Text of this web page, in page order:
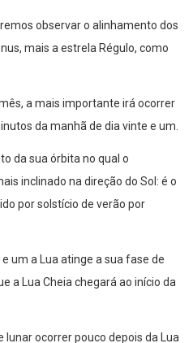
observar o alinhamento dos
mais a estrela Régulo, como
a mais importante irá ocorrer
da manhã de dia vinte e um.
da sua órbita no qual o
inclinado na direção do Sol: é o
por solstício de verão por
um a Lua atinge a sua fase de
a Lua Cheia chegará ao início da
ocorrer pouco depois da Lua